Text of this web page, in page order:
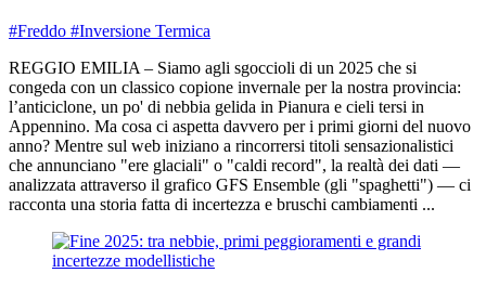
#Freddo #Inversione Termica
REGGIO EMILIA – Siamo agli sgoccioli di un 2025 che si
congeda con un classico copione invernale per la nostra provincia:
l’anticiclone, un po' di nebbia gelida in Pianura e cieli tersi in
Appennino. Ma cosa ci aspetta davvero per i primi giorni del nuovo
anno? Mentre sul web iniziano a rincorrersi titoli sensazionalistici
che annunciano "ere glaciali" o "caldi record", la realtà dei dati —
analizzata attraverso il grafico GFS Ensemble (gli "spaghetti") — ci
racconta una storia fatta di incertezza e bruschi cambiamenti ...